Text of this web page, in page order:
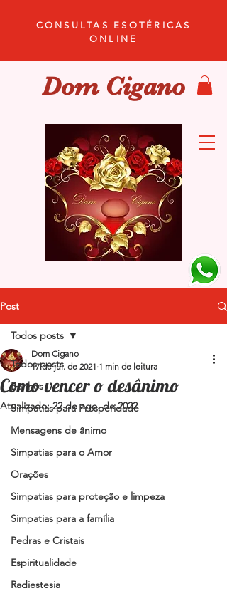
Dom Cigano
CONSULTAS ESOTÉRICAS
ONLINE
Post
Todos posts
Banhos
Simpatias para Prosperidade
Mensagens de ânimo
Simpatias para o Amor
Orações
Simpatias para proteção e limpeza
Simpatias para a família
Pedras e Cristais
Espiritualidade
Radiestesia
Todos posts
Como vencer o desânimo
Dom Cigano
17 de jul. de 2021 1 min de leitura
Atualizado:22 de ago. de 2022